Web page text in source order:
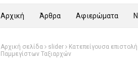
Αρχική Άρθρα Αφιερώματα
Αρχική σελίδα slider
Κατεπείγουσα
Παμμεγίστων Ταξιαρχών